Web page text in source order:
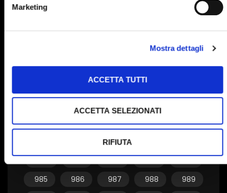
Marketing
Mostra dettagli
ACCETTA TUTTI
ACCETTA SELEZIONATI
RIFIUTA
940
944
953
954
955
956 957 958
959
962 963
970
971 972 973
974
977
985
986 987 988
989